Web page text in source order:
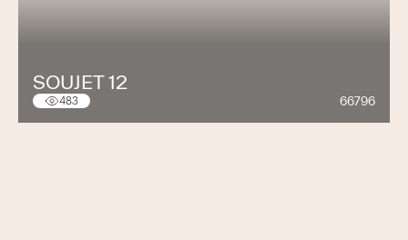
SOUJET 12
483 66796